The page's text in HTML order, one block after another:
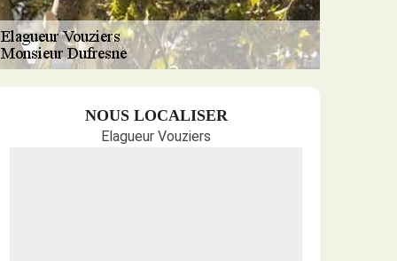
NOUS LOCALISER
Elagueur Vouziers